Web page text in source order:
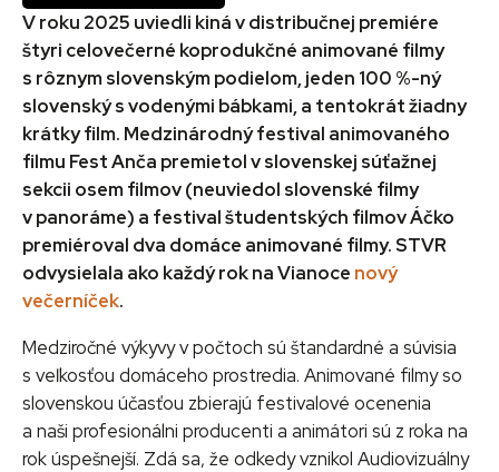
V roku 2025 uviedli kiná v distribučnej premiére
štyri celovečerné koprodukčné animované filmy
s rôznym slovenským podielom, jeden 100 %-ný
slovenský s vodenými bábkami, a tentokrát žiadny
krátky film. Medzinárodný festival animovaného
filmu Fest Anča premietol v slovenskej súťažnej
sekcii osem filmov (neuviedol slovenské filmy
v panoráme) a festival študentských filmov Áčko
premiéroval dva domáce animované filmy. STVR
odvysielala ako každý rok na Vianoce nový
večerníček.
Medziročné výkyvy v počtoch sú štandardné a súvisia
s veľkosťou domáceho prostredia. Animované filmy so
slovenskou účasťou zbierajú festivalové ocenenia
a naši profesionálni producenti a animátori sú z roka na
rok úspešnejší. Zdá sa, že odkedy vznikol Audiovizuálny